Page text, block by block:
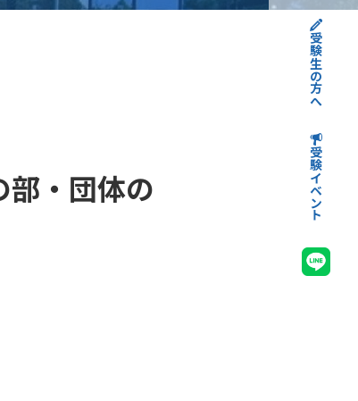
受験生の方へ
受験イベント
・団体の